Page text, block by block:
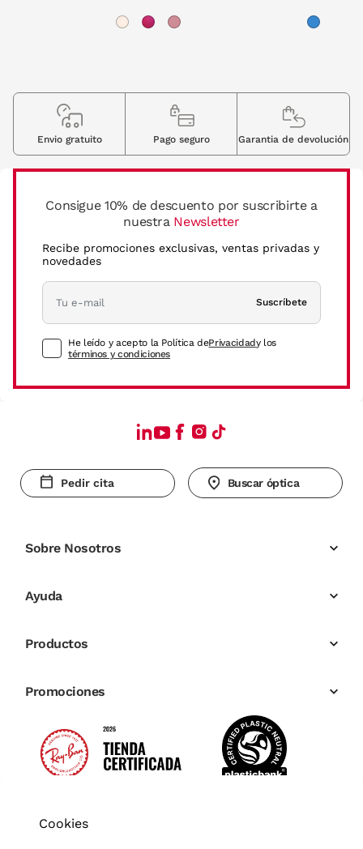
Consigue 10% de descuento por suscribirte a
nuestra Newsletter
Recibe promociones exclusivas, ventas privadas y
novedades
Suscríbete
He leído y acepto la Política dePrivacidady los
términos y condiciones
Envio gratuito Pago seguro Garantia de devolución
Pedir cita Buscar óptica
Sobre Nosotros
Ayuda
Productos
Promociones
Cookies